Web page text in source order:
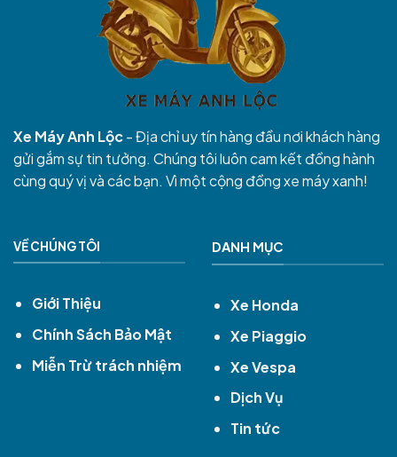
Xe Máy Anh Lộc- Địa chỉ uy tín hàng đầu nơi khách hàng
gửi gắm sự tin tưởng. Chúng tôi luôn cam kết đồng hành
cùng quý vị và các bạn. Vì một cộng đồng xe máy xanh!
VỀ CHÚNG TÔI
Giới Thiệu
Chính Sách Bảo Mật
Miễn Trừ trách nhiệm
DANH MỤC
Xe Honda
Xe Piaggio
Xe Vespa
Dịch Vụ
Tin tức